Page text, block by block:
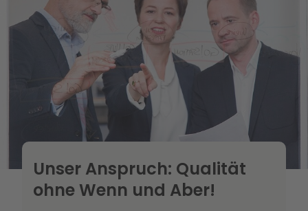
Unser Anspruch: Qualität
ohne Wenn und Aber!